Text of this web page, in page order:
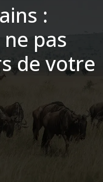
:
pas
de votre